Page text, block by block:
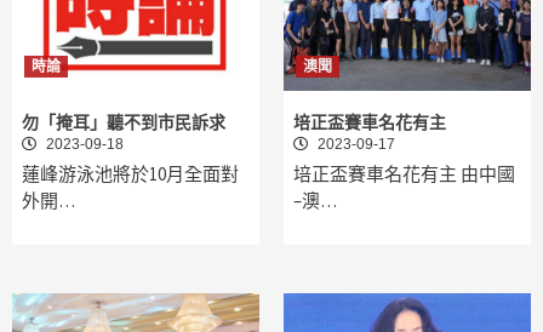
時論
勿「掩耳」聽不到市民訴求
2023-09-18
蓮峰游泳池將於10月全面對
外開…
澳聞
培正盃賽車名花有主
2023-09-17
培正盃賽車名花有主 由中國
–澳…